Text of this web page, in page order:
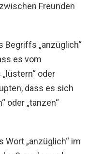
Freunden
Begriffs „anzüglich“
es vom
oder
dass es sich
oder „tanzen“
Wort „anzüglich“ im